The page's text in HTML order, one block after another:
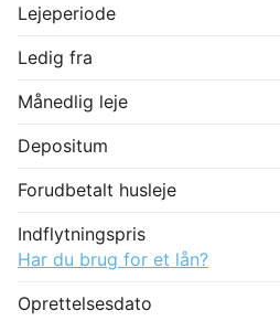
Lejeperiode
Ledig fra
Månedlig leje
Depositum
Forudbetalt husleje
Indflytningspris
Har du brug for et lån?
Oprettelsesdato